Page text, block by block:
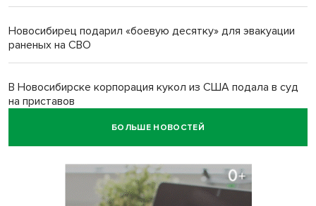
Новосибирец подарил «боевую десятку» для эвакуации
раненых на СВО
В Новосибирске корпорация кукол из США подала в суд
на приставов
БОЛЬШЕ НОВОСТЕЙ